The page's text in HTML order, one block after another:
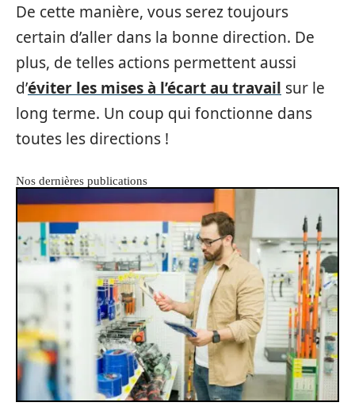
De cette manière, vous serez toujours
certain d’aller dans la bonne direction. De
plus, de telles actions permettent aussi
d’éviter les mises à l’écart au travail sur le
long terme. Un coup qui fonctionne dans
toutes les directions !
Nos dernières publications